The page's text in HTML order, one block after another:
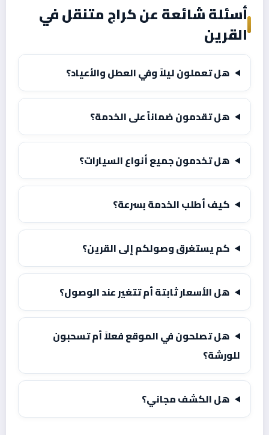
أسئلة شائعة عن كراج متنقل في
القرين
هل تعملون ليلاً وفي العطل والأعياد؟
هل تقدمون ضماناً على الخدمة؟
هل تخدمون جميع أنواع السيارات؟
كيف أطلب الخدمة بسرعة؟
كم يستغرق وصولكم إلى القرين؟
هل الأسعار ثابتة أم تتغير عند الوصول؟
هل تصلحون في الموقع فعلاً أم تسحبون
للورشة؟
هل الكشف مجاني؟